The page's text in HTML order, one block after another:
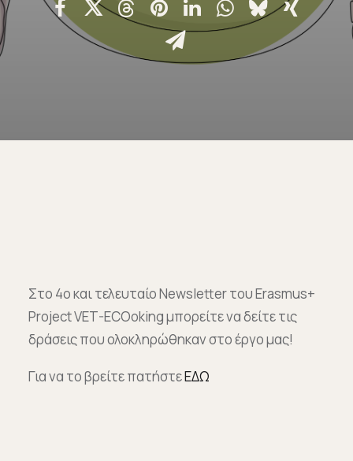
Επικοινωνία
Ευκαιρίες Καριέρας
Στο 4ο και τελευταίο Newsletter του Erasmus+
Project VET-ECOoking μπορείτε να δείτε τις
δράσεις που ολοκληρώθηκαν στο έργο μας!
Για να το βρείτε πατήστεΕΔΩ